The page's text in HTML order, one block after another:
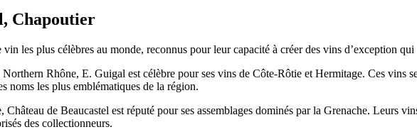
Chapoutier
les plus célèbres au monde, reconnus pour leur capacité à créer des vins d’exception
Rhône, E. Guigal est célèbre pour ses vins de Côte-Rôtie et Hermitage. Ces vins
noms les plus emblématiques de la région.
Château de Beaucastel est réputé pour ses assemblages dominés par la Grenache. Leurs
des collectionneurs.